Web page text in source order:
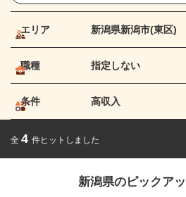
エリア 新潟県新潟市(東区)
職種 指定しない
条件 高収入
全 4 件ヒットしました
新潟県のピックア